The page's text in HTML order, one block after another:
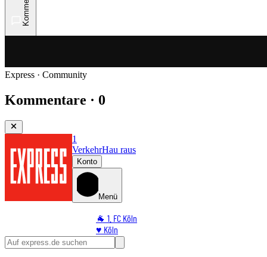
Express · Community
Kommentare · 0
1
VerkehrHau raus
Konto
Menü
🐐 1. FC Köln
♥️ Köln
⭐ Promi